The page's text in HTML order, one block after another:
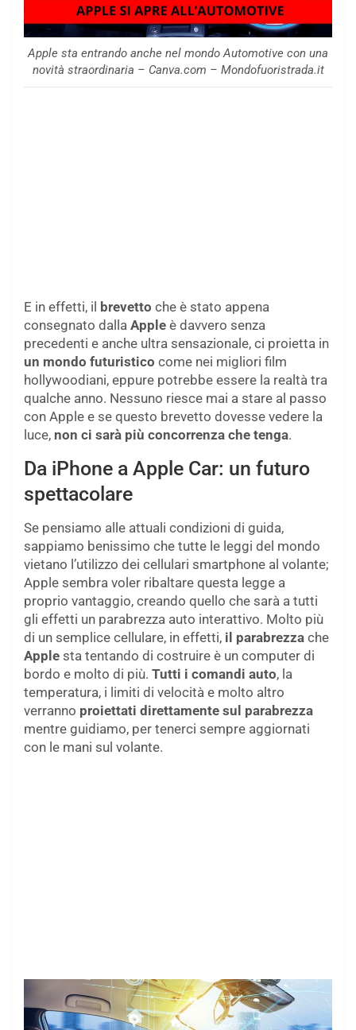
Apple sta entrando anche nel mondo Automotive con una
novità straordinaria – Canva.com – Mondofuoristrada.it
E in effetti, il brevetto che è stato appena
consegnato dalla Apple è davvero senza
precedenti e anche ultra sensazionale, ci proietta in
un mondo futuristico come nei migliori film
hollywoodiani, eppure potrebbe essere la realtà tra
qualche anno. Nessuno riesce mai a stare al passo
con Apple e se questo brevetto dovesse vedere la
luce, non ci sarà più concorrenza che tenga.
Da iPhone a Apple Car: un futuro
spettacolare
Se pensiamo alle attuali condizioni di guida,
sappiamo benissimo che tutte le leggi del mondo
vietano l’utilizzo dei cellulari smartphone al volante;
Apple sembra voler ribaltare questa legge a
proprio vantaggio, creando quello che sarà a tutti
gli effetti un parabrezza auto interattivo. Molto più
di un semplice cellulare, in effetti, il parabrezza che
Apple sta tentando di costruire è un computer di
bordo e molto di più. Tutti i comandi auto, la
temperatura, i limiti di velocità e molto altro
verranno proiettati direttamente sul parabrezza
mentre guidiamo, per tenerci sempre aggiornati
con le mani sul volante.